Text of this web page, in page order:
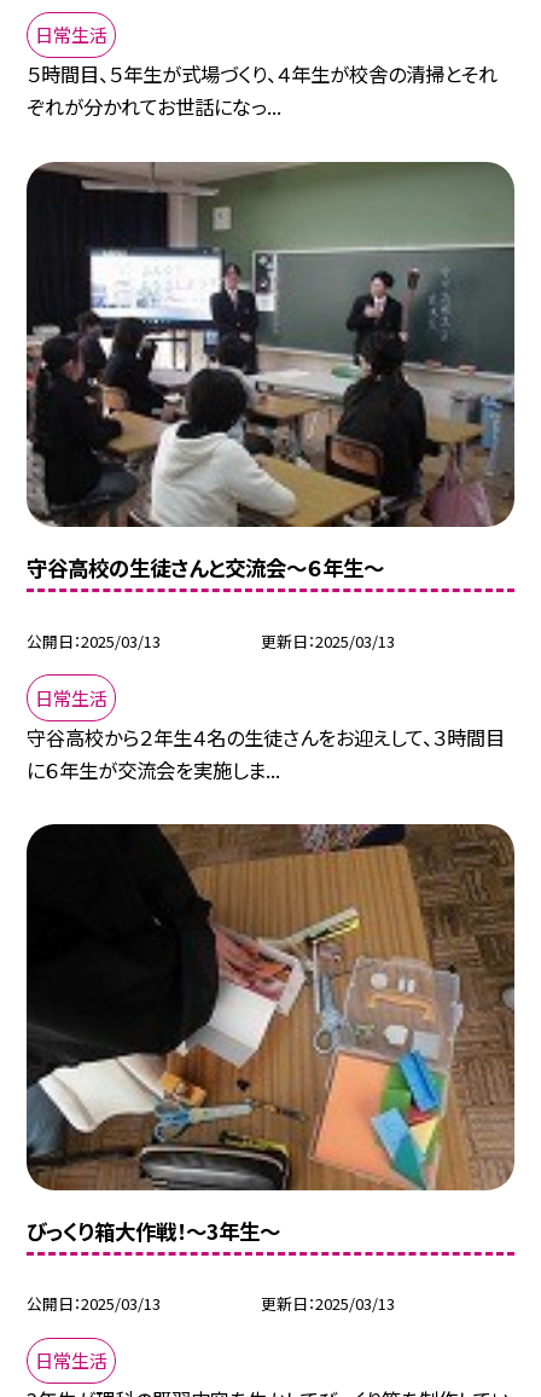
日常生活
５時間目、５年生が式場づくり、４年生が校舎の清掃とそれ
ぞれが分かれてお世話になっ...
守谷高校の生徒さんと交流会～６年生～
公開日 2025/03/13 更新日 2025/03/13
日常生活
守谷高校から２年生４名の生徒さんをお迎えして、３時間目
に６年生が交流会を実施しま...
びっくり箱大作戦！～3年生～
公開日 2025/03/13 更新日 2025/03/13
日常生活